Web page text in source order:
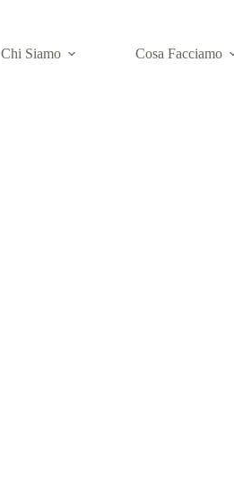
Chi Siamo Cosa Facciamo